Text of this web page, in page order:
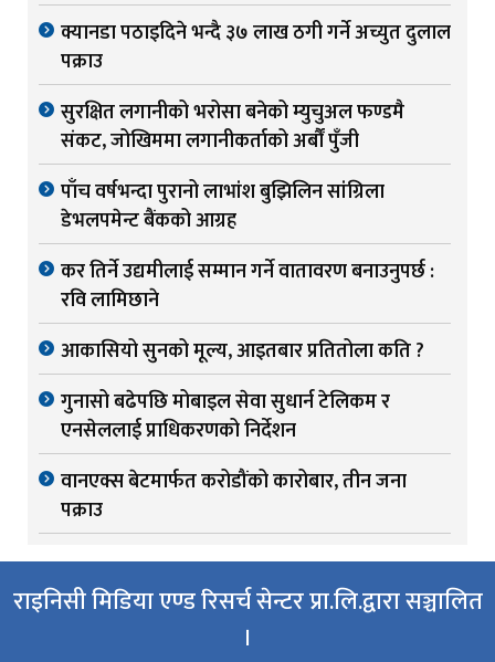
क्यानडा पठाइदिने भन्दै ३७ लाख ठगी गर्ने अच्युत दुलाल
पक्राउ
सुरक्षित लगानीको भरोसा बनेको म्युचुअल फण्डमै
संकट, जोखिममा लगानीकर्ताको अर्बौं पुँजी
पाँच वर्षभन्दा पुरानो लाभांश बुझिलिन सांग्रिला
डेभलपमेन्ट बैंकको आग्रह
कर तिर्ने उद्यमीलाई सम्मान गर्ने वातावरण बनाउनुपर्छ :
रवि लामिछाने
आकासियो सुनको मूल्य, आइतबार प्रतितोला कति ?
गुनासो बढेपछि मोबाइल सेवा सुधार्न टेलिकम र
एनसेललाई प्राधिकरणको निर्देशन
वानएक्स बेटमार्फत करोडौंको कारोबार, तीन जना
पक्राउ
राइनिसी मिडिया एण्ड रिसर्च सेन्टर प्रा.लि.द्वारा सञ्चालित
।